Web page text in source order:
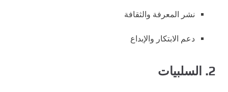
نشر المعرفة والثقافة
دعم الابتكار والإبداع
2. السلبيات